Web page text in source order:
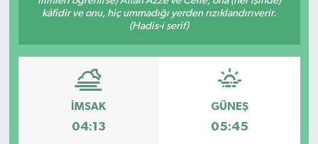
kâfidir ve onu, hiç ummadığı yerden rızıklandırıverir.
(Hadis-i şerif)
İMSAK
04:13
GÜNEŞ
05:45